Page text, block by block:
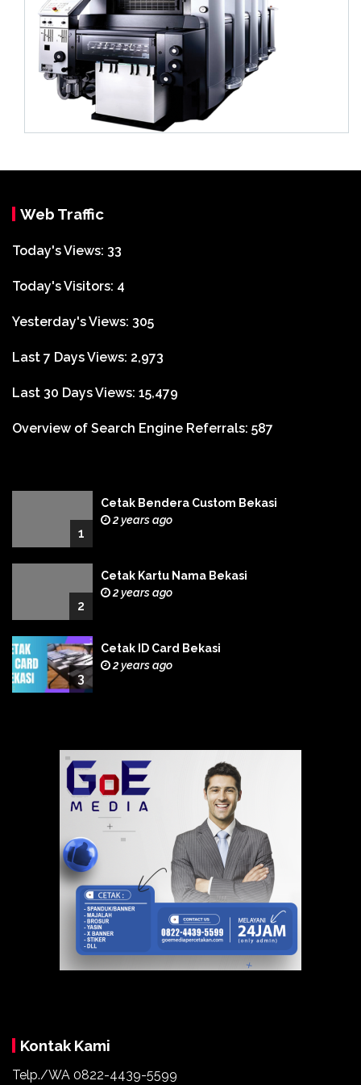
Web Traffic
Today's Views: 33
Today's Visitors: 4
Yesterday's Views: 305
Last 7 Days Views: 2,973
Last 30 Days Views: 15,479
Overview of Search Engine Referrals: 587
1
Cetak Bendera Custom Bekasi
2 years ago
2
Cetak Kartu Nama Bekasi
2 years ago
3
Cetak ID Card Bekasi
2 years ago
Kontak Kami
Telp./WA 0822-4439-5599